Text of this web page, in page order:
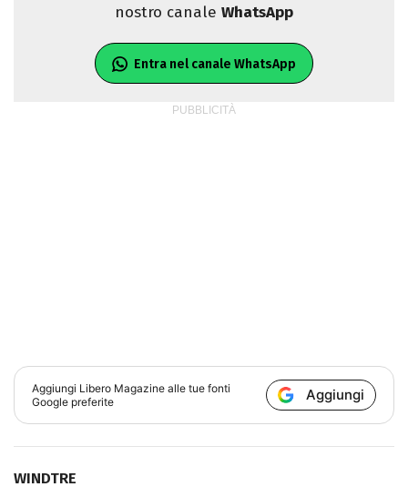
nostro canale WhatsApp
Entra nel canale WhatsApp
Aggiungi Libero Magazine alle tue fonti
Google preferite
Aggiungi
WINDTRE